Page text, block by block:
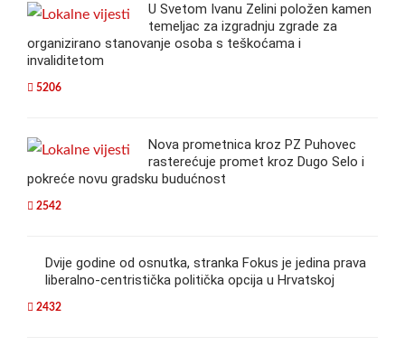
U Svetom Ivanu Zelini položen kamen
temeljac za izgradnju zgrade za
organizirano stanovanje osoba s teškoćama i
invaliditetom
5206
Nova prometnica kroz PZ Puhovec
rasterećuje promet kroz Dugo Selo i
pokreće novu gradsku budućnost
2542
Dvije godine od osnutka, stranka Fokus je jedina prava
liberalno-centristička politička opcija u Hrvatskoj
2432